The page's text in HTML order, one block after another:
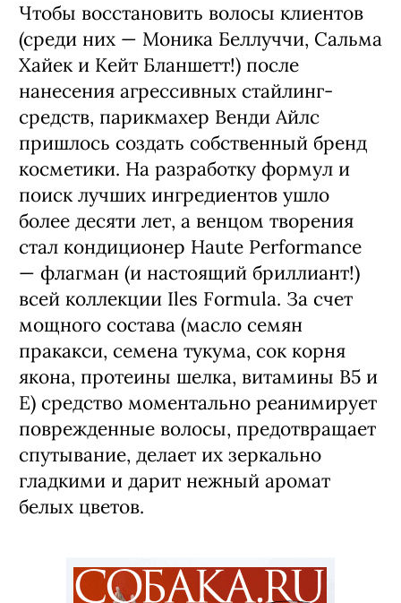
Чтобы восстановить волосы клиентов
(среди них — Моника Беллуччи, Сальма
Хайек и Кейт Бланшетт!) после
нанесения агрессивных стайлинг-
средств, парикмахер Венди Айлс
пришлось создать собственный бренд
косметики. На разработку формул и
поиск лучших ингредиентов ушло
более десяти лет, а венцом творения
стал кондиционер Haute Performance
— флагман (и настоящий бриллиант!)
всей коллекции Iles Formula. За счет
мощного состава (масло семян
пракакси, семена тукума, сок корня
якона, протеины шелка, витамины B5 и
E) средство моментально реанимирует
поврежденные волосы, предотвращает
спутывание, делает их зеркально
гладкими и дарит нежный аромат
белых цветов.